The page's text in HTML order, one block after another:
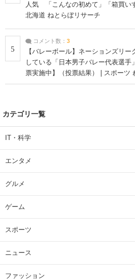
人気 「こんなの初めて」「箱買い
北海道 ねとらぼリサーチ
5
コメント数： 3
【バレーボール】ネーションズリ
している「日本男子バレー代表選手
票実施中】（投票結果） | スポーツ
カテゴリ一覧
IT・科学
エンタメ
グルメ
ゲーム
スポーツ
ニュース
ファッション